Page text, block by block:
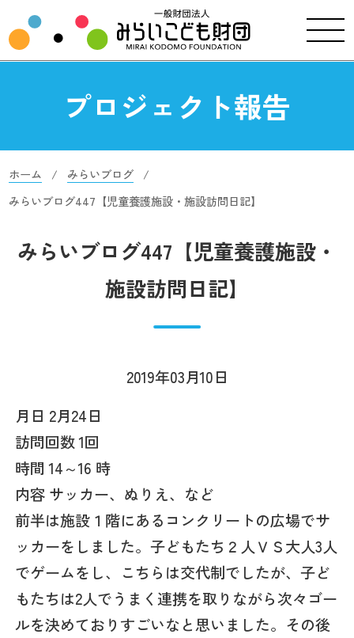
プロジェクト報告
ホーム
みらいブログ
みらいブログ447【児童養護施設・施設訪問日記】
みらいブログ447【児童養護施設・
施設訪問日記】
2019年03月10日
月日 2月24日
訪問回数 1回
時間 14～16 時
内容 サッカー、ぬりえ、など
前半は施設１階にあるコンクリートの広場でサ
ッカーをしました。子どもたち２人ＶＳ大人3人
でゲームをし、こちらは交代制でしたが、子ど
もたちは2人でうまく連携を取りながら次々ゴー
ルを決めておりすごいなと思いました。その後